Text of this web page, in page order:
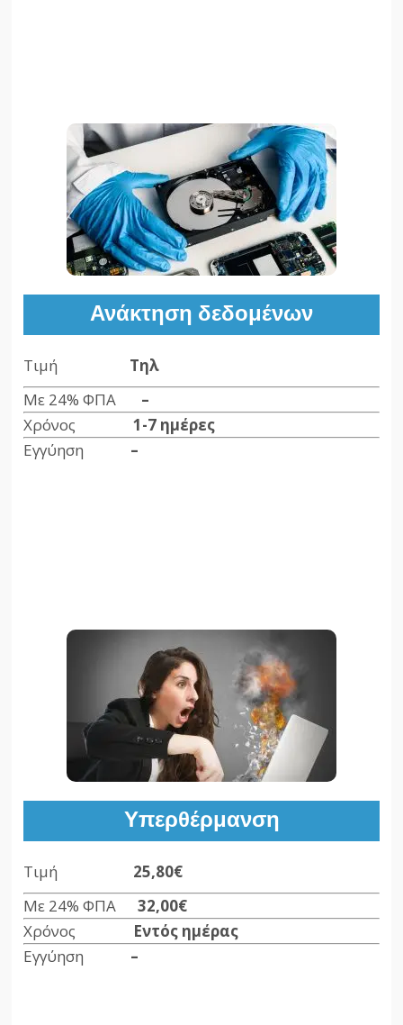
Ανάκτηση δεδομένων
Τιμή Τηλ
Με 24% ΦΠΑ –
Χρόνος1-7 ημέρες
Εγγύηση –
Υπερθέρμανση
Τιμή 25,80€
Με 24% ΦΠΑ32,00€
Χρόνος Εντός ημέρας
Εγγύηση –